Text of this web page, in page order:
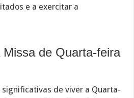
e a exercitar a
Missa de Quarta-feira
de viver a Quarta-